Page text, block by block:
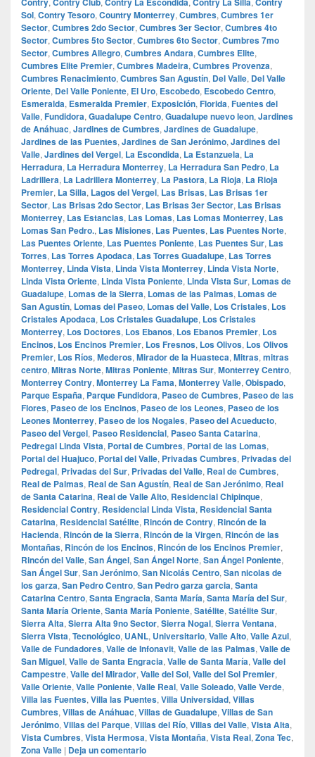
Sol, Contry Tesoro, Country Monterrey, Cumbres, Cumbres 1er
Sector, Cumbres 2do Sector, Cumbres 3er Sector, Cumbres 4to
Sector, Cumbres 5to Sector, Cumbres 6to Sector, Cumbres 7mo
Sector, Cumbres Allegro, Cumbres Andara, Cumbres Elite,
Cumbres Elite Premier, Cumbres Madeira, Cumbres Provenza,
Cumbres Renacimiento, Cumbres San Agustín, Del Valle, Del Valle
Oriente, Del Valle Poniente, El Uro, Escobedo, Escobedo Centro,
Esmeralda, Esmeralda Premier, Exposición, Florida, Fuentes del
Valle, Fundidora, Guadalupe Centro, Guadalupe nuevo leon, Jardines
de Anáhuac, Jardines de Cumbres, Jardines de Guadalupe,
Jardines de las Puentes, Jardines de San Jerónimo, Jardines del
Valle, Jardines del Vergel, La Escondida, La Estanzuela, La
Herradura, La Herradura Monterrey, La Herradura San Pedro, La
Ladrillera, La Ladrillera Monterrey, La Pastora, La Rioja, La Rioja
Premier, La Silla, Lagos del Vergel, Las Brisas, Las Brisas 1er
Sector, Las Brisas 2do Sector, Las Brisas 3er Sector, Las Brisas
Monterrey, Las Estancias, Las Lomas, Las Lomas Monterrey, Las
Lomas San Pedro., Las Misiones, Las Puentes, Las Puentes Norte,
Las Puentes Oriente, Las Puentes Poniente, Las Puentes Sur, Las
Torres, Las Torres Apodaca, Las Torres Guadalupe, Las Torres
Monterrey, Linda Vista, Linda Vista Monterrey, Linda Vista Norte,
Linda Vista Oriente, Linda Vista Poniente, Linda Vista Sur, Lomas de
Guadalupe, Lomas de la Sierra, Lomas de las Palmas, Lomas de
San Agustín, Lomas del Paseo, Lomas del Valle, Los Cristales, Los
Cristales Apodaca, Los Cristales Guadalupe, Los Cristales
Monterrey, Los Doctores, Los Ebanos, Los Ebanos Premier, Los
Encinos, Los Encinos Premier, Los Fresnos, Los Olivos, Los Olivos
Premier, Los Ríos, Mederos, Mirador de la Huasteca, Mitras, mitras
centro, Mitras Norte, Mitras Poniente, Mitras Sur, Monterrey Centro,
Monterrey Contry, Monterrey La Fama, Monterrey Valle, Obispado,
Parque España, Parque Fundidora, Paseo de Cumbres, Paseo de las
Flores, Paseo de los Encinos, Paseo de los Leones, Paseo de los
Leones Monterrey, Paseo de los Nogales, Paseo del Acueducto,
Paseo del Vergel, Paseo Residencial, Paseo Santa Catarina,
Pedregal Linda Vista, Portal de Cumbres, Portal de las Lomas,
Portal del Huajuco, Portal del Valle, Privadas Cumbres, Privadas del
Pedregal, Privadas del Sur, Privadas del Valle, Real de Cumbres,
Real de Palmas, Real de San Agustín, Real de San Jerónimo, Real
de Santa Catarina, Real de Valle Alto, Residencial Chipinque,
Residencial Contry, Residencial Linda Vista, Residencial Santa
Catarina, Residencial Satélite, Rincón de Contry, Rincón de la
Hacienda, Rincón de la Sierra, Rincón de la Virgen, Rincón de las
Montañas, Rincón de los Encinos, Rincón de los Encinos Premier,
Rincón del Valle, San Ángel, San Ángel Norte, San Ángel Poniente,
San Ángel Sur, San Jerónimo, San Nicolás Centro, San nicolas de
los garza, San Pedro Centro, San Pedro garza garcia, Santa
Catarina Centro, Santa Engracia, Santa María, Santa María del Sur,
Santa María Oriente, Santa María Poniente, Satélite, Satélite Sur,
Sierra Alta, Sierra Alta 9no Sector, Sierra Nogal, Sierra Ventana,
Sierra Vista, Tecnológico, UANL, Universitario, Valle Alto, Valle Azul,
Valle de Fundadores, Valle de Infonavit, Valle de las Palmas, Valle de
San Miguel, Valle de Santa Engracia, Valle de Santa María, Valle del
Campestre, Valle del Mirador, Valle del Sol, Valle del Sol Premier,
Valle Oriente, Valle Poniente, Valle Real, Valle Soleado, Valle Verde,
Villa las Fuentes, Villa las Puentes, Villa Universidad, Villas
Cumbres, Villas de Anáhuac, Villas de Guadalupe, Villas de San
Jerónimo, Villas del Parque, Villas del Río, Villas del Valle, Vista Alta,
Vista Cumbres, Vista Hermosa, Vista Montaña, Vista Real, Zona Tec,
Zona Valle | Deja un comentario